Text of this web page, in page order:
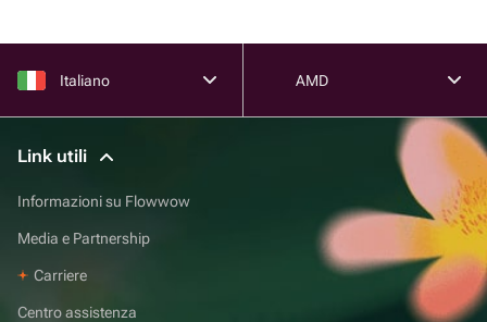
Italiano AMD
Link utili
Informazioni su Flowwow
Media e Partnership
Carriere
Centro assistenza